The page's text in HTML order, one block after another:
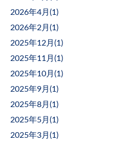
2026年4月(1 )
2026年2月(1 )
2025年12月(1 )
2025年11月(1 )
2025年10月(1 )
2025年9月(1 )
2025年8月(1 )
2025年5月(1 )
2025年3月(1 )